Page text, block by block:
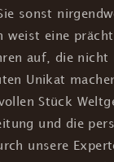
sonst
weist eine
auf, die nicht
Unikat
Stück
und die
unsere